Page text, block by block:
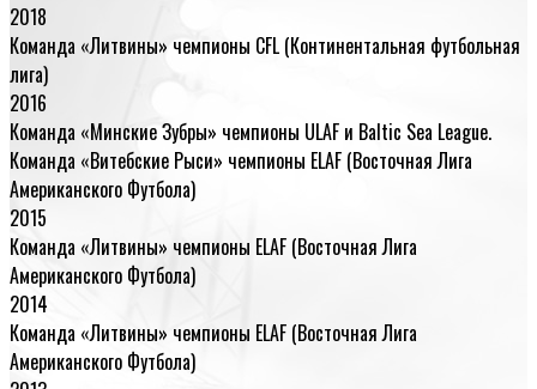
2018
Команда «Литвины» чемпионы CFL (Континентальная футбольная
лига)
2016
Команда «Минские Зубры» чемпионы ULAF и Baltic Sea League.
Команда «Витебские Рыси» чемпионы ELAF (Восточная Лига
Американского Футбола)
2015
Команда «Литвины» чемпионы ELAF (Восточная Лига
Американского Футбола)
2014
Команда «Литвины» чемпионы ELAF (Восточная Лига
Американского Футбола)